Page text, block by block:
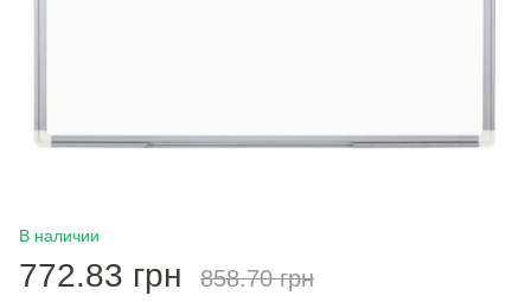
В наличии
772.83 грн 858.70 грн